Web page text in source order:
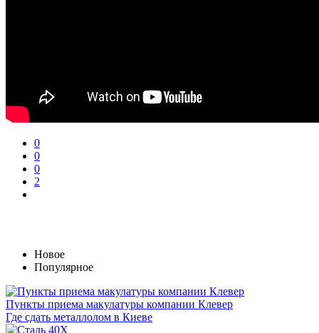
0
0
0
2
Новое
Популярное
Пункты приема макулатуры компании Клевер
Где сдать металлолом в Киеве